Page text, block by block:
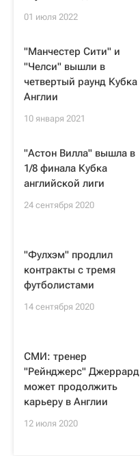
01 июля 2022
"Манчестер Сити" и
"Челси" вышли в
четвертый раунд Кубка
Англии
10 января 2021
"Астон Вилла" вышла в
1/8 финала Кубка
английской лиги
24 сентября 2020
"Фулхэм" продлил
контракты с тремя
футболистами
14 сентября 2020
СМИ: тренер
"Рейнджерс" Джеррард
может продолжить
карьеру в Англии
12 июля 2020